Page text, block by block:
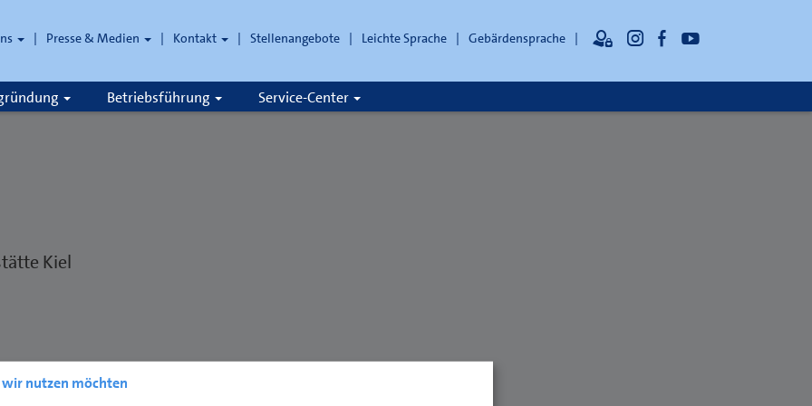
Presse & Medien Kontakt Stellenangebote Leichte Sprache
Gebärdensprache
Betriebsführung Service-Center
Kiel
nutzen möchten